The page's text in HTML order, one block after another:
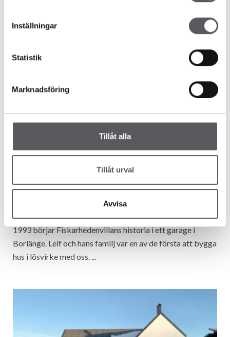
Inställningar
Statistik
Marknadsföring
Tillåt alla
Tillåt urval
Avvisa
Kundberättelser
KUNDER BERÄTTAR OM SIN HUSRESA
1993 börjar Fiskarhedenvillans historia i ett garage i
Borlänge. Leif och hans familj var en av de första att bygga
hus i lösvirke med oss. ...